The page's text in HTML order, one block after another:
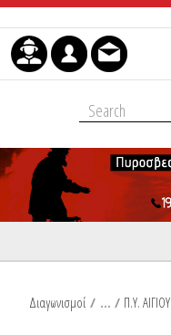
Skip to Content
Διαγωνισμοί / Π.Υ. ΑΙΓΙΟΥ